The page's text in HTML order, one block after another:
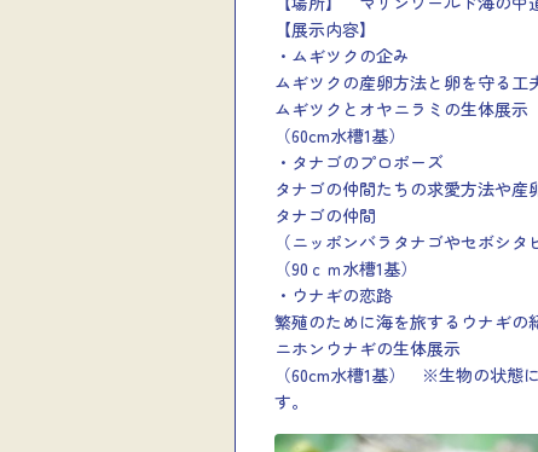
【展示内容】
・ムギツクの企み
ムギツクの産卵方法と卵を守る工
ムギツクとオヤニラミの生体展示
（60cm水槽1基）
・タナゴのプロポーズ
タナゴの仲間たちの求愛方法や産
タナゴの仲間
（ニッポンバラタナゴやセボシ
（90ｃｍ水槽1基）
・ウナギの恋路
繁殖のために海を旅するウナギの
ニホンウナギの生体展示
（60cm水槽1基） ※生物の状態
す。